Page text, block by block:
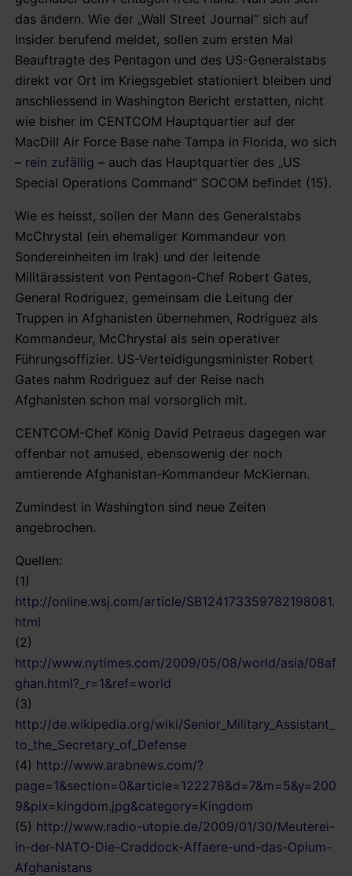
das ändern. Wie der „Wall Street Journal“ sich auf
Insider berufend meldet, sollen zum ersten Mal
Beauftragte des Pentagon und des US-Generalstabs
direkt vor Ort im Kriegsgebiet stationiert bleiben und
anschliessend in Washington Bericht erstatten, nicht
wie bisher im CENTCOM Hauptquartier auf der
MacDill Air Force Base nahe Tampa in Florida, wo sich
– rein zufällig – auch das Hauptquartier des „US
Special Operations Command“ SOCOM befindet (15).
Wie es heisst, sollen der Mann des Generalstabs
McChrystal (ein ehemaliger Kommandeur von
Sondereinheiten im Irak) und der leitende
Militärassistent von Pentagon-Chef Robert Gates,
General Rodriguez, gemeinsam die Leitung der
Truppen in Afghanisten übernehmen, Rodriguez als
Kommandeur, McChrystal als sein operativer
Führungsoffizier. US-Verteidigungsminister Robert
Gates nahm Rodriguez auf der Reise nach
Afghanisten schon mal vorsorglich mit.
CENTCOM-Chef König David Petraeus dagegen war
offenbar not amused, ebensowenig der noch
amtierende Afghanistan-Kommandeur McKiernan.
Zumindest in Washington sind neue Zeiten
angebrochen.
Quellen:
(1)
http://online.wsj.com/article/SB124173359782198081.
html
(2)
http://www.nytimes.com/2009/05/08/world/asia/08af
ghan.html?_r=1&ref=world
(3)
http://de.wikipedia.org/wiki/Senior_Military_Assistant_
to_the_Secretary_of_Defense
(4) http://www.arabnews.com/?
page=1&section=0&article=122278&d=7&m=5&y=200
9&pix=kingdom.jpg&category=Kingdom
(5) http://www.radio-utopie.de/2009/01/30/Meuterei-
in-der-NATO-Die-Craddock-Affaere-und-das-Opium-
Afghanistans